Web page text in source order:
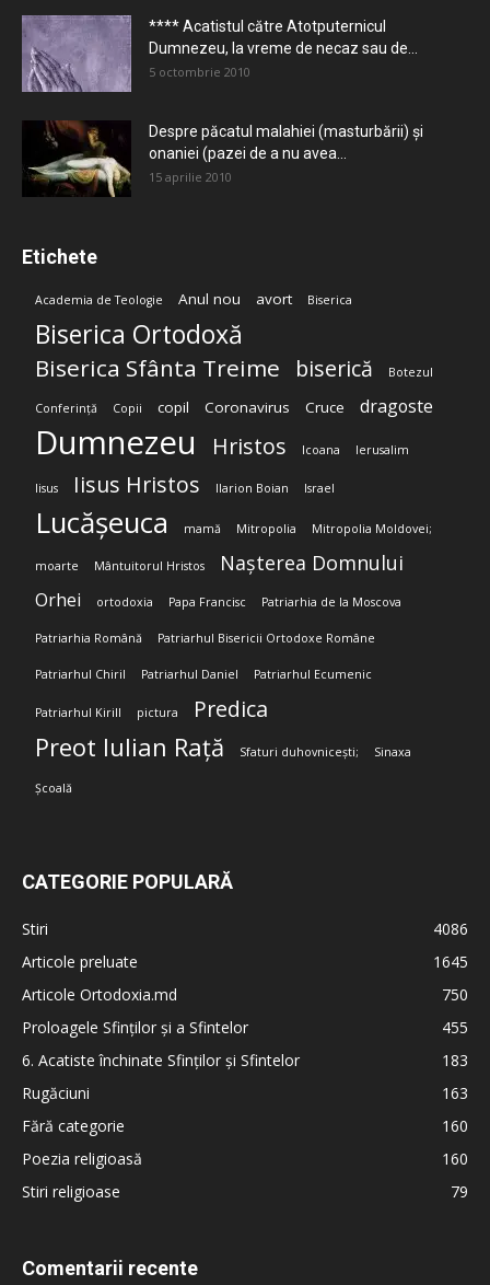
**** Acatistul către Atotputernicul
Dumnezeu, la vreme de necaz sau de...
5 octombrie 2010
Despre păcatul malahiei (masturbării) şi
onaniei (pazei de a nu avea...
15 aprilie 2010
Etichete
Academia de Teologie Anul nou avort Biserica
Biserica Ortodoxă
Biserica Sfânta Treime biserică Botezul
Conferință Copii copil Coronavirus Cruce dragoste
Dumnezeu Hristos Icoana Ierusalim
Iisus Iisus Hristos Ilarion Boian Israel
Lucășeuca mamă Mitropolia Mitropolia Moldovei;
moarte Mântuitorul Hristos Nașterea Domnului
Orhei ortodoxia Papa Francisc Patriarhia de la Moscova
Patriarhia Română Patriarhul Bisericii Ortodoxe Române
Patriarhul Chiril Patriarhul Daniel Patriarhul Ecumenic
Patriarhul Kirill pictura Predica
Preot Iulian Rață Sfaturi duhovnicești; Sinaxa
Școală
CATEGORIE POPULARĂ
Stiri
4086
Articole preluate
1645
Articole Ortodoxia.md
750
Proloagele Sfinților și a Sfintelor
455
6. Acatiste închinate Sfinților și Sfintelor
183
Rugăciuni
163
Fără categorie
160
Poezia religioasă
160
Stiri religioase
79
Comentarii recente